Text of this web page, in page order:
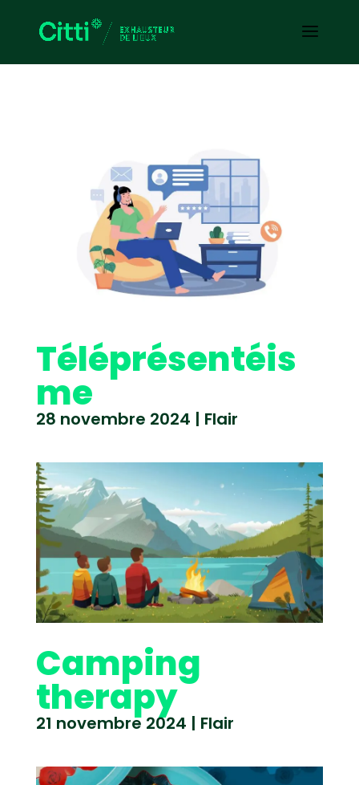
Téléprésentéis
me
28 novembre 2024 | Flair
Camping
therapy
21 novembre 2024 | Flair